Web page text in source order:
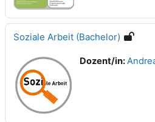
Soziale Arbeit (Bachelor)
Dozent/in: